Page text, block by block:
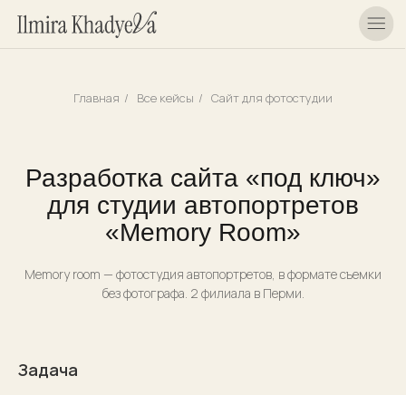
Главная / Все кейсы / Сайт для фотостудии
Разработка сайта «под ключ»
для студии автопортретов
«Memory Room»
Memory room — фотостудия автопортретов, в формате съемки
без фотографа. 2 филиала в Перми.
Задача